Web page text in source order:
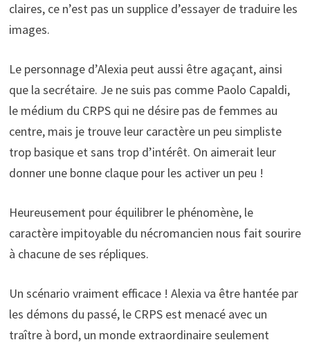
claires, ce n’est pas un supplice d’essayer de traduire les
images.
Le personnage d’Alexia peut aussi être agaçant, ainsi
que la secrétaire. Je ne suis pas comme Paolo Capaldi,
le médium du CRPS qui ne désire pas de femmes au
centre, mais je trouve leur caractère un peu simpliste
trop basique et sans trop d’intérêt. On aimerait leur
donner une bonne claque pour les activer un peu !
Heureusement pour équilibrer le phénomène, le
caractère impitoyable du nécromancien nous fait sourire
à chacune de ses répliques.
Un scénario vraiment efficace ! Alexia va être hantée par
les démons du passé, le CRPS est menacé avec un
traître à bord, un monde extraordinaire seulement